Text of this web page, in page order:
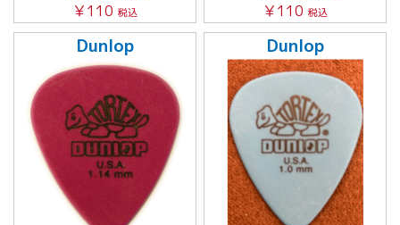
￥110 税込
￥110 税込
Dunlop Dunlop